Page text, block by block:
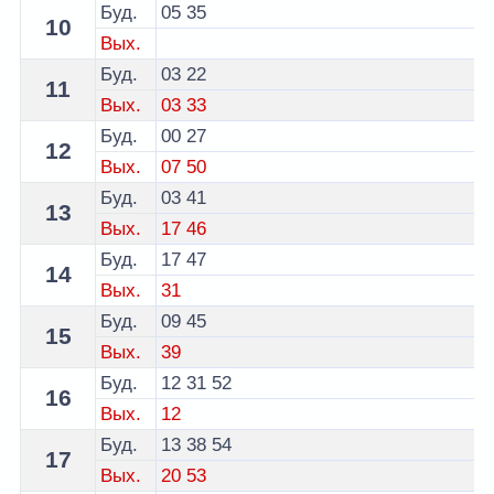
10
Буд. 05 35
Вых.
11
Буд. 03 22
Вых.
03 33
12
Буд. 00 27
Вых.
07 50
13
Буд. 03 41
Вых.
17 46
14
Буд. 17 47
Вых.
31
15
Буд. 09 45
Вых.
39
16
Буд. 12 31 52
Вых.
12
17
Буд. 13 38 54
Вых.
20 53